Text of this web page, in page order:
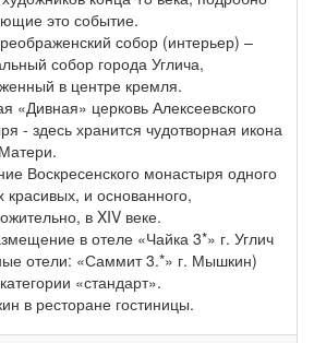
это событие.
собор (интерьер) –
собор города Углича,
в центре кремля.
«Дивная» церковь Алексеевского
- здесь хранится чудотворная икона
Воскресенского монастыря одного
красивых, и основанного,
в XIV веке.
в отеле «Чайка 3*» г. Углич
отели: «Саммит 3.*» г. Мышкин)
«стандарт».
в ресторане гостиницы.